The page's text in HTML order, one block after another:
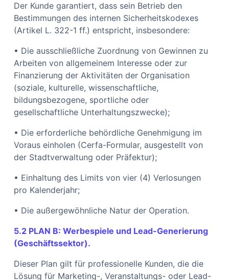
Der Kunde garantiert, dass sein Betrieb den
Bestimmungen des internen Sicherheitskodexes
(Artikel L. 322-1 ff.) entspricht, insbesondere:
• Die ausschließliche Zuordnung von Gewinnen zu
Arbeiten von allgemeinem Interesse oder zur
Finanzierung der Aktivitäten der Organisation
(soziale, kulturelle, wissenschaftliche,
bildungsbezogene, sportliche oder
gesellschaftliche Unterhaltungszwecke);
• Die erforderliche behördliche Genehmigung im
Voraus einholen (Cerfa-Formular, ausgestellt von
der Stadtverwaltung oder Präfektur);
• Einhaltung des Limits von vier (4) Verlosungen
pro Kalenderjahr;
• Die außergewöhnliche Natur der Operation.
5.2 PLAN B: Werbespiele und Lead-Generierung
(Geschäftssektor).
Dieser Plan gilt für professionelle Kunden, die die
Lösung für Marketing-, Veranstaltungs- oder Lead-